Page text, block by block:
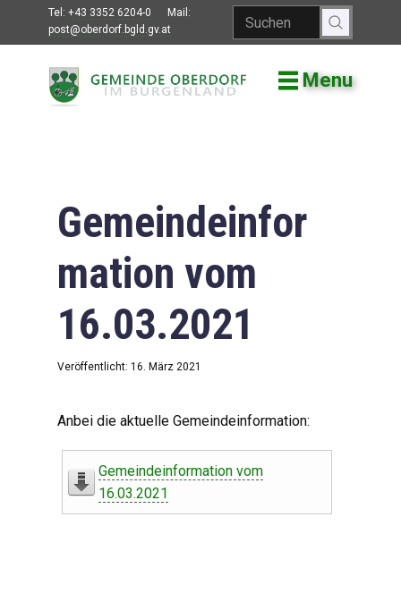
Tel: +43 3352 6204-0
Mail:
post@oberdorf.bgld.gv.at
Menu
Willkommen
Gemeindeamt
Gemeinderat
Bildung
Vereine
Leben in Oberdorf
Gemeindeinfor
mation vom
16.03.2021
Veröffentlicht: 16. März 2021
Anbei die aktuelle Gemeindeinformation:
Gemeindeinformation vom
16.03.2021